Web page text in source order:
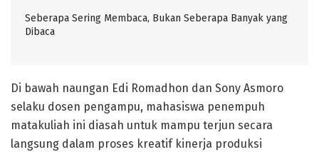
Seberapa Sering Membaca, Bukan Seberapa Banyak yang
Dibaca
Di bawah naungan Edi Romadhon dan Sony Asmoro
selaku dosen pengampu, mahasiswa penempuh
matakuliah ini diasah untuk mampu terjun secara
langsung dalam proses kreatif kinerja produksi